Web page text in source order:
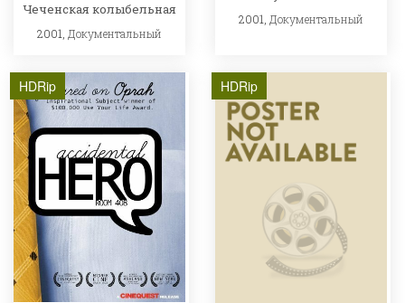
Чеченская колыбельная
2001, Документальный
2001, Документальный
HDRip HDRip